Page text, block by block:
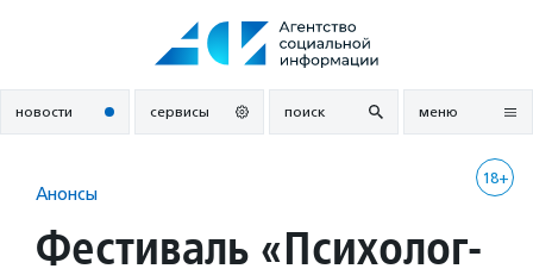
новости сервисы поиск меню
18+
Анонсы
Фестиваль «Психолог-